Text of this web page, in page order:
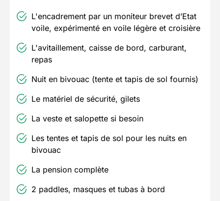
L'encadrement par un moniteur brevet d’Etat
voile, expérimenté en voile légère et croisière
L'avitaillement, caisse de bord, carburant,
repas
Nuit en bivouac (tente et tapis de sol fournis)
Le matériel de sécurité, gilets
La veste et salopette si besoin
Les tentes et tapis de sol pour les nuits en
bivouac
La pension complète
2 paddles, masques et tubas à bord